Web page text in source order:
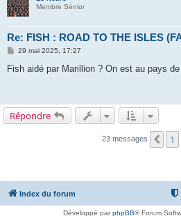
Membre Sénior
Re: FISH : ROAD TO THE ISLES
M
s
29 mai 2025, 17:27
Fish aidé par Marillion ? On est au pays
Répondre
23 messages 1
Index du forum
Développé parphpBB® Forum